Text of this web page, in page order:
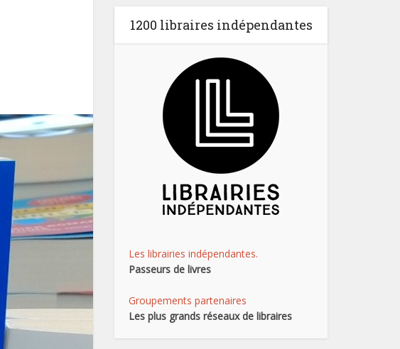
1200 libraires indépendantes
Les librairies indépendantes.
Passeurs de livres
Groupements partenaires
Les plus grands réseaux de libraires